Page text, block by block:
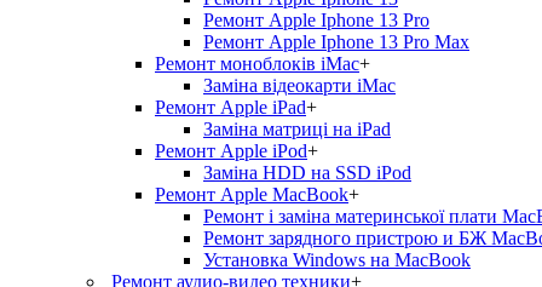
Ремонт Apple Iphone 13 Pro
Ремонт Apple Iphone 13 Pro Max
Ремонт моноблоків iMac+
Заміна відеокарти iMac
Ремонт Apple iPad+
Заміна матриці на iPad
Ремонт Apple iPod+
Заміна HDD на SSD iPod
Ремонт Apple MacBook+
Ремонт і заміна материнської плати
Ремонт зарядного пристрою и БЖ
Установка Windows на MacBook
Ремонт аудио-видео техники+